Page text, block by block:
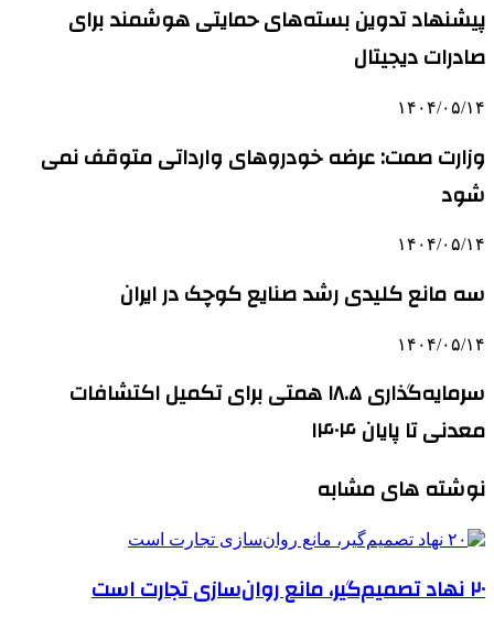
پیشنهاد تدوین بسته‌های حمایتی هوشمند برای
صادرات دیجیتال
۱۴۰۴/۰۵/۱۴
وزارت صمت: عرضه خودروهای وارداتی متوقف نمی
شود
۱۴۰۴/۰۵/۱۴
سه مانع کلیدی رشد صنایع کوچک در ایران
۱۴۰۴/۰۵/۱۴
سرمایه‌گذاری ۱۸.۵ همتی برای تکمیل اکتشافات
معدنی تا پایان ۱۴۰۴
نوشته های مشابه
۲۰ نهاد تصمیم‌گیر، مانع روان‌سازی تجارت است